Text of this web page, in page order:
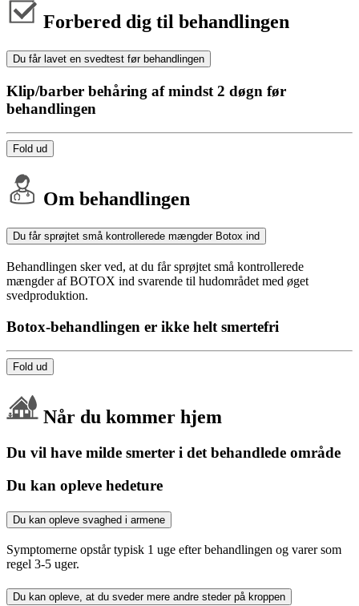
Forbered dig til behandlingen
Du får lavet en svedtest før behandlingen
Klip/barber behåring af mindst 2 døgn før
behandlingen
Fold ud
Om behandlingen
Du får sprøjtet små kontrollerede mængder Botox ind
Behandlingen sker ved, at du får sprøjtet små kontrollerede
mængder af BOTOX ind svarende til hudområdet med øget
svedproduktion.
Botox-behandlingen er ikke helt smertefri
Fold ud
Når du kommer hjem
Du vil have milde smerter i det behandlede område
Du kan opleve hedeture
Du kan opleve svaghed i armene
Symptomerne opstår typisk 1 uge efter behandlingen og varer som
regel 3-5 uger.
Du kan opleve, at du sveder mere andre steder på kroppen